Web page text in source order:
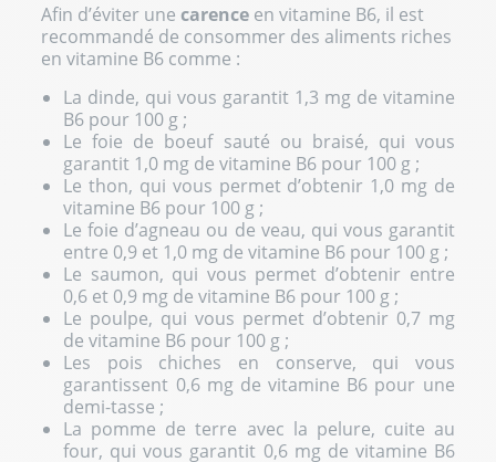
Afin d’éviter une carence en vitamine B6, il est
recommandé de consommer des aliments riches
en vitamine B6 comme :
La dinde, qui vous garantit 1,3 mg de vitamine
B6 pour 100 g ;
Le foie de boeuf sauté ou braisé, qui vous
garantit 1,0 mg de vitamine B6 pour 100 g ;
Le thon, qui vous permet d’obtenir 1,0 mg de
vitamine B6 pour 100 g ;
Le foie d’agneau ou de veau, qui vous garantit
entre 0,9 et 1,0 mg de vitamine B6 pour 100 g ;
Le saumon, qui vous permet d’obtenir entre
0,6 et 0,9 mg de vitamine B6 pour 100 g ;
Le poulpe, qui vous permet d’obtenir 0,7 mg
de vitamine B6 pour 100 g ;
Les pois chiches en conserve, qui vous
garantissent 0,6 mg de vitamine B6 pour une
demi-tasse ;
La pomme de terre avec la pelure, cuite au
four, qui vous garantit 0,6 mg de vitamine B6